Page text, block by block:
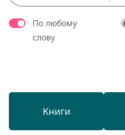
По любому
слову
Книги